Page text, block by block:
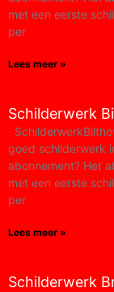
met een eerste
per
Lees meer »
Schilderwerk
goed schilderwerk
abonnement?​ Het
met een eerste
per
Lees meer »
Schilderwerk